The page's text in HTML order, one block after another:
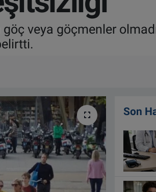
veya göçmenler
Son